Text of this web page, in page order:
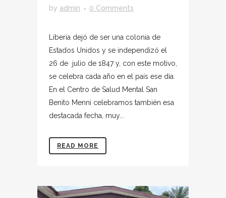
by admin 0 Comments
Liberia dejó de ser una colonia de
Estados Unidos y se independizó el
26 de julio de 1847 y, con este motivo,
se celebra cada año en el país ese día.
En el Centro de Salud Mental San
Benito Menni celebramos también esa
destacada fecha, muy...
READ MORE